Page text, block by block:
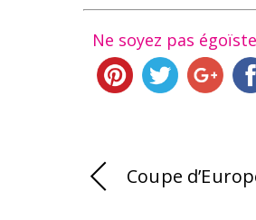
Ne soyez pas
Coupe